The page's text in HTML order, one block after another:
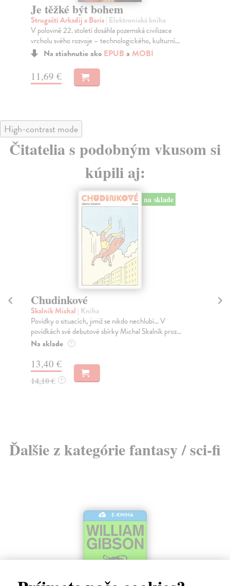
Je těžké být bohem
Strugačtí Arkadij a Boris| Elektronická kniha
V polovině 22. století dosáhla pozemská civilizace
vrcholu svého rozvoje – technologického, kulturní...
Na stiahnutie ako EPUB a MOBI
11,69 €
High-contrast mode
Čitatelia s podobným vkusom si
kúpili aj:
na sklade
Chudinkové
Skalník Michal | Kniha
Povídky o situacích, jimiž se nikdo nechlubí... V
povídkách své debutové sbírky Michal Skalník proz...
Na sklade ?
13,40 €
14,10 € ?
Ďalšie z kategórie fantasy / sci-fi
E-KNIHA